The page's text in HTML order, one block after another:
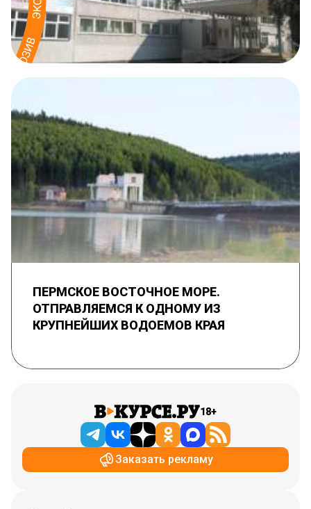
ПЕРМСКОЕ ВОСТОЧНОЕ МОРЕ.
ОТПРАВЛЯЕМСЯ К ОДНОМУ ИЗ
КРУПНЕЙШИХ ВОДОЕМОВ КРАЯ
18+
Заказать рекламу